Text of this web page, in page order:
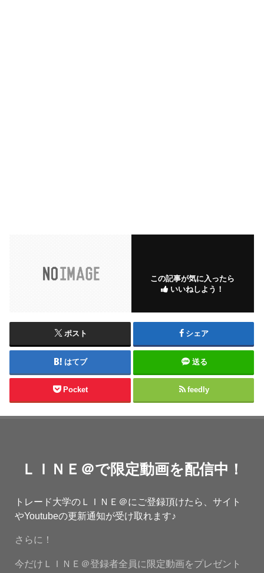
この記事が気に入ったら
いいねしよう！
ポスト シェア
はてブ 送る
Pocket feedly
ＬＩＮＥ＠で限定動画を配信中！
トレード大学のＬＩＮＥ＠にご登録頂けたら、サイト
やYoutubeの更新通知が受け取れます♪
さらに！
今だけＬＩＮＥ＠登録者全員に限定動画をプレゼント